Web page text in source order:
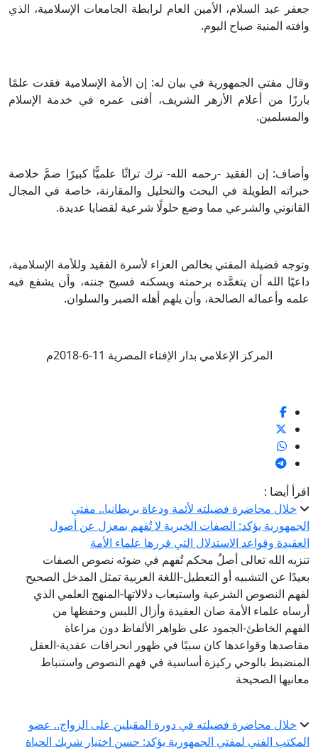
جعفر عبد السلام، الأمين العام لرابطة الجامعات الإسلامية، الذي
وافته المنية صباح اليوم.
وقال مفتي الجمهورية في بيان له: إن الأمة الإسلامية فقدت علمًا
بارزًا من أعلام الأزهر الشريف، أفنى عمره في خدمة الإسلام
والمسلمين.
وأضاف: إن الفقيد -رحمه الله- ترك تراثًا علميًّا كبيرًا ضمَّ خلاصة
خبراته الطويلة في البحث والتحليل والمقارنة، خاصة في المجال
القانوني والشرعي مما وضع حلولًا شرعية لقضايا عديدة.
وتوجه فضيلة المفتي بخالص العزاء لأسرة الفقيد وللأمة الإسلامية،
داعيًا الله أن يتغمَّده برحمته ويسكنه فسيح جنته، وأن يشفع فيه
علمه وأعماله الصالحة، وأن يلهم أهله الصبر والسلوان.
المركز الإعلامي بدار الإفتاء المصرية 11-6-2018م
اقرأ أيضا :
خلال محاضرة فضيلته لأئمة ودعاة بريطانيا.. مفتي
الجمهورية يؤكد: الصفات الخبرية لا تُفهم بمعزل عن أصول
العقيدة وقواعد الاستدلال التي قررها علماء الأمة
تنزيه الله تعالى أصلٌ محكم تُفهم في ضوئه نصوص الصفات
بعيدًا عن التشبيه أو التعطيل-اللغة العربية تمثل المدخل الصحيح
لفهم النصوص الشرعية واستيعاب دلالاتها-المنهج العلمي الذي
أرساه علماء الأمة صان العقيدة وأزال اللبس وحفظها من
الفهم الخاطئ-الجمود على ظواهر الألفاظ دون مراعاة
مقاصدها وقواعدها كان سببًا في ظهور انحرافات عقدية-العقل
المنضبط بالوحي ركيزة أساسية في فهم النصوص واستنباط
معانيها الصحيحة
خلال محاضرة فضيلته في دورة المقبلين على الزواج.. عضو
المكتب الفني لمفتي الجمهورية يؤكد: حسن اختيار شريك الحياة